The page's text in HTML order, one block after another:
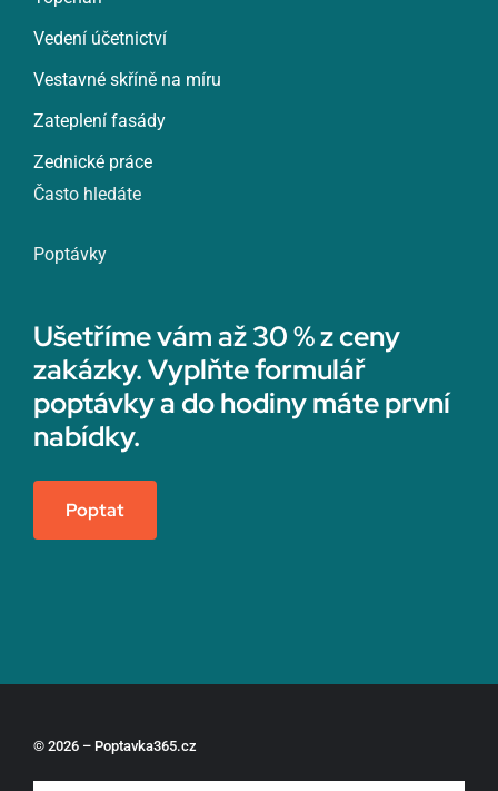
Vedení účetnictví
Vestavné skříně na míru
Zateplení fasády
Zednické práce
Často hledáte
Poptávky
Ušetříme vám až 30 % z ceny
zakázky. Vyplňte formulář
poptávky a do hodiny máte první
nabídky.
Poptat
© 2026 – Poptavka365.cz